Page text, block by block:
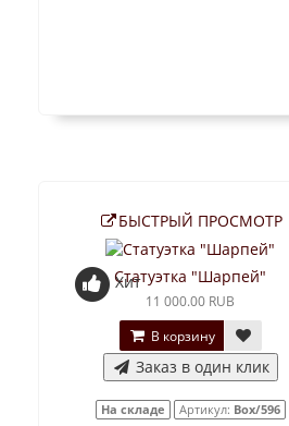
БЫСТРЫЙ ПРОСМОТР
Хит
Статуэтка "Шарпей"
11 000.00 RUB
В корзину
Заказ в один клик
На складе Артикул: Box/596